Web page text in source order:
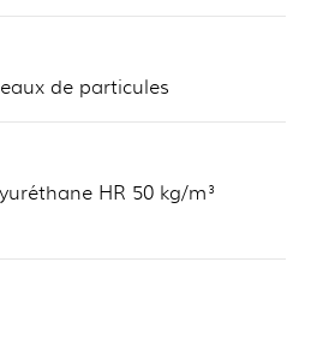
de particules
HR 50 kg/m³